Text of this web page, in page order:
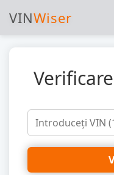
VINWiser